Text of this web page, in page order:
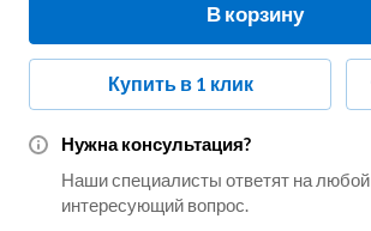
В корзину
Купить в 1 клик
Нужна консультация?
Наши специалисты ответят на любой
интересующий вопрос.